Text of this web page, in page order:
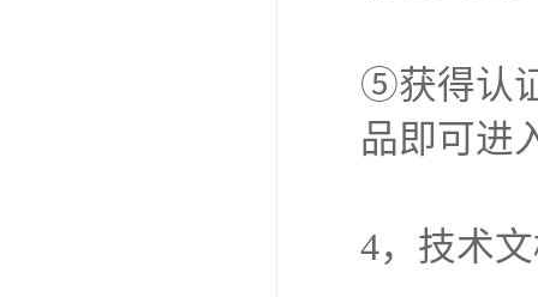
⑤获得认
品即可进
4，技术